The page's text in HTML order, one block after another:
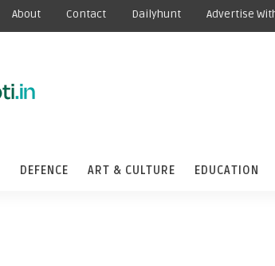
About Contact Dailyhunt Advertise
DEFENCE ART & CULTURE EDUCATION